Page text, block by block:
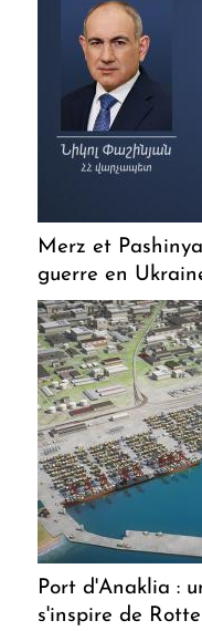
Merz et
guerre en
Port d'Anaklia :
s'inspire de